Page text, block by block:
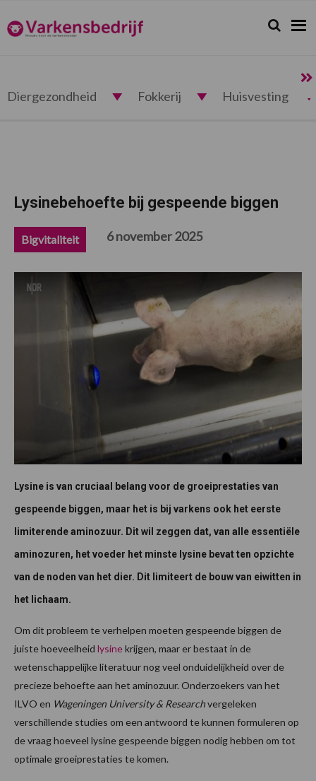
de
hoofdnavigatie
de
hoofd
de
eerste
de
voettekst
Varkensbedrijf.nl Zoeken...
Zoek
Diergezondheid Fokkerij Huisvesting
Lysinebehoefte bij gespeende biggen
Bigvitaliteit 6 november 2025
Lysine is van cruciaal belang voor de groeiprestaties van
gespeende biggen, maar het is bij varkens ook het eerste
limiterende aminozuur. Dit wil zeggen dat, van alle essentiële
aminozuren, het voeder het minste lysine bevat ten opzichte
van de noden van het dier. Dit limiteert de bouw van eiwitten in
het lichaam.
Om dit probleem te verhelpen moeten gespeende biggen de
juiste hoeveelheid lysinekrijgen, maar er bestaat in de
wetenschappelijke literatuur nog veel onduidelijkheid over de
precieze behoefte aan het aminozuur. Onderzoekers van het
ILVO en Wageningen University & Researchvergeleken
verschillende studies om een antwoord te kunnen formuleren op
de vraag hoeveel lysine gespeende biggen nodig hebben om tot
optimale groeiprestaties te komen.